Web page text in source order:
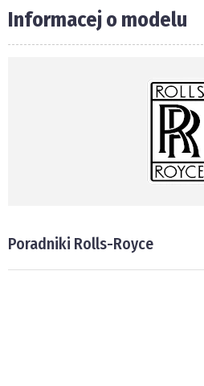
Informacej o modelu
Poradniki Rolls-Royce